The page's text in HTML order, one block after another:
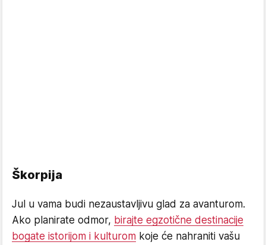
Škorpija
Jul u vama budi nezaustavljivu glad za avanturom.
Ako planirate odmor, birajte egzotične destinacije
bogate istorijom i kulturom koje će nahraniti vašu